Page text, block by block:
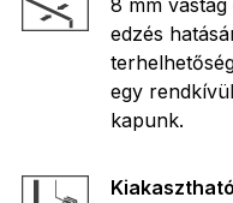
8 mm
edzés
egy
kapunk.